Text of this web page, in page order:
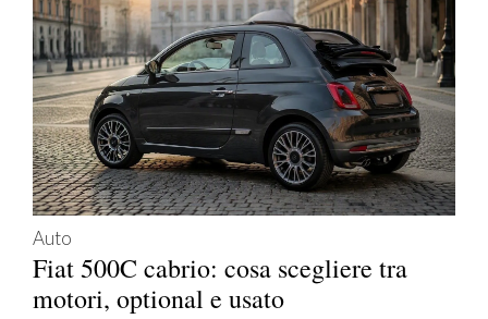
Auto
Fiat 500C cabrio: cosa scegliere tra
motori, optional e usato